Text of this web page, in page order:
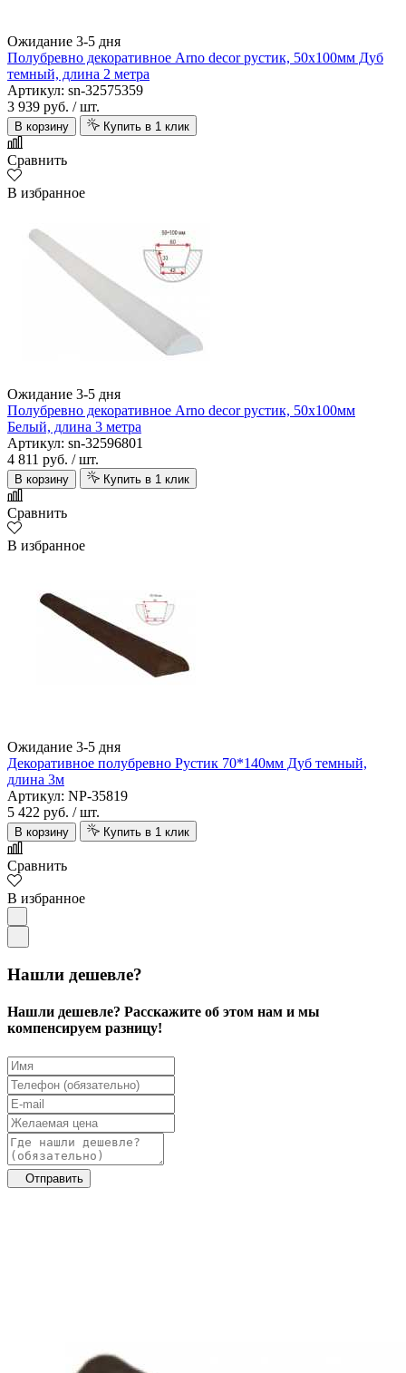
Ожидание 3-5 дня
Полубревно декоративное Arno decor рустик, 50х100мм Дуб
темный, длина 2 метра
Артикул: sn-32575359
3 939 руб. / шт.
В корзину Купить в 1 клик
Сравнить
В избранное
Ожидание 3-5 дня
Полубревно декоративное Arno decor рустик, 50х100мм
Белый, длина 3 метра
Артикул: sn-32596801
4 811 руб. / шт.
В корзину Купить в 1 клик
Сравнить
В избранное
Ожидание 3-5 дня
Декоративное полубревно Рустик 70*140мм Дуб темный,
длина 3м
Артикул: NP-35819
5 422 руб. / шт.
В корзину Купить в 1 клик
Сравнить
В избранное
Нашли дешевле?
Нашли дешевле? Расскажите об этом нам и мы
компенсируем разницу!
Отправить